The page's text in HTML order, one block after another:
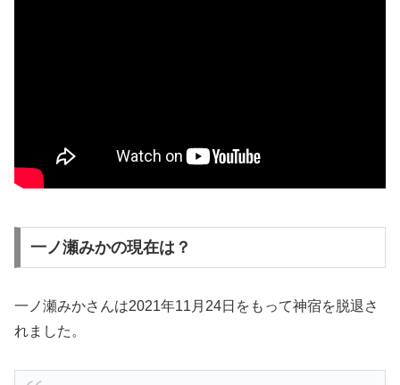
一ノ瀬みかの現在は？
一ノ瀬みかさんは2021年11月24日をもって神宿を脱退さ
れました。